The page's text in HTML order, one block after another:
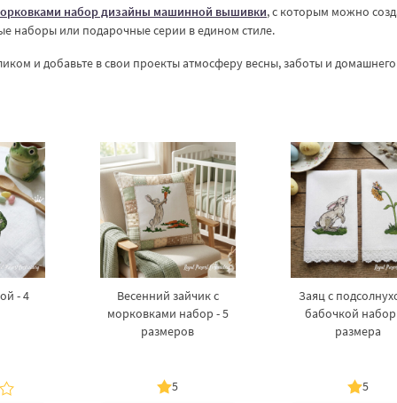
набор дизайны машинной вышивки, с которым можно
наборы или подарочные серии в едином стиле.
и добавьте в свои проекты атмосферу весны, заботы и
- 4
Весенний зайчик с
морковками набор - 5
размеров
5
Заяц с
бабочкой
размера
5